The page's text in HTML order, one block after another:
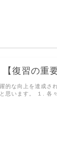
復習の重要
的な向上を達成さ
思います。 １. 各